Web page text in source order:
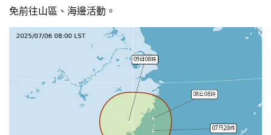
免前往山區、海邊活動。